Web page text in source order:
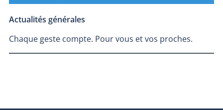
Actualités générales
Chaque geste compte. Pour vous et vos proches.